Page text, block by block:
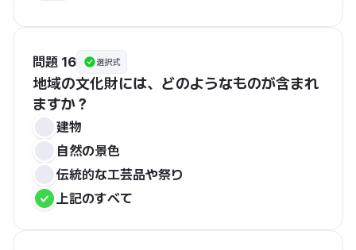
問題 16 選択式
地域の文化財には、どのようなものが含まれ
ますか？
建物
自然の景色
伝統的な工芸品や祭り
上記のすべて